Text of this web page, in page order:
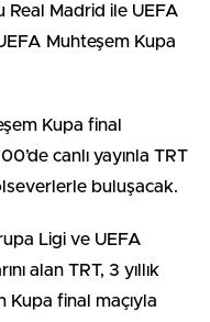
Real Madrid ile UEFA
Muhteşem Kupa
Kupa final
canlı yayınla TRT
buluşacak.
Ligi ve UEFA
alan TRT, 3 yıllık
Kupa final maçıyla